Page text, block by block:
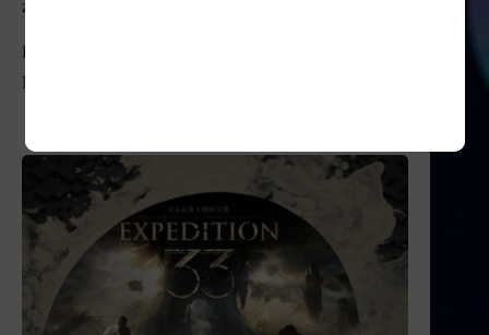
zadowolona. No i calaczek wpadł:D
Dodaj komentarz
Musisz się